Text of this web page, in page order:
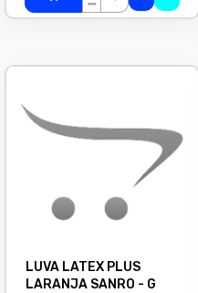
LUVA LATEX PLUS
LARANJA SANRO - G